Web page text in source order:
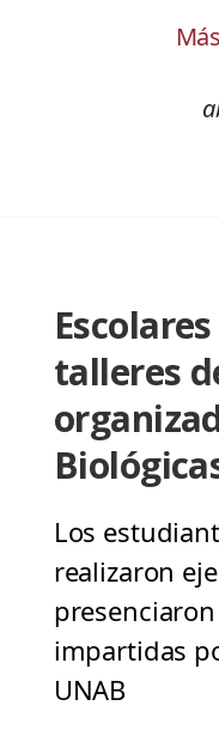
talleres
Los
realizaron
impartidas
UNAB